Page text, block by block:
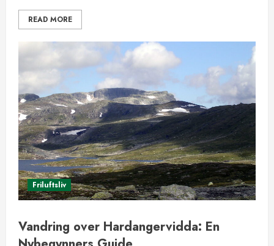
READ MORE
Friluftsliv
Vandring over Hardangervidda: En